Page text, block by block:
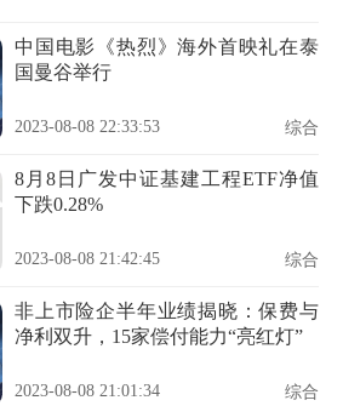
中国电影《热烈》海外首映礼在泰
国曼谷举行
2023-08-08 22:33:53 综合
8月8日广发中证基建工程ETF净值
下跌0.28%
2023-08-08 21:42:45 综合
非上市险企半年业绩揭晓：保费与
净利双升，15家偿付能力“亮红灯”
2023-08-08 21:01:34 综合